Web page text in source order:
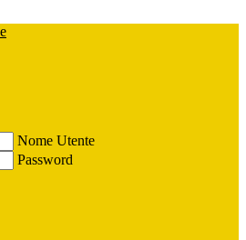
Nome Utente
Password